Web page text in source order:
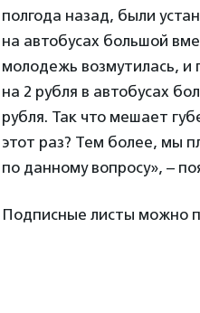
полгода назад, были
на автобусах большой
молодежь возмутилась, и
на 2 рубля в автобусах
рубля. Так что мешает
этот раз? Тем более, мы
по данному вопросу», –
Подписные листы можно